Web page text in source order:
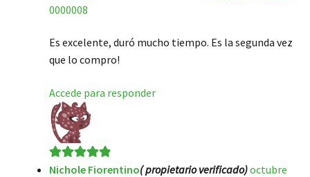
0000008
Es excelente, duró mucho tiempo. Es la segunda vez
que lo compro!
Accede para responder
Valorado en5
Nichole Fiorentino( propietario verificado)octubre